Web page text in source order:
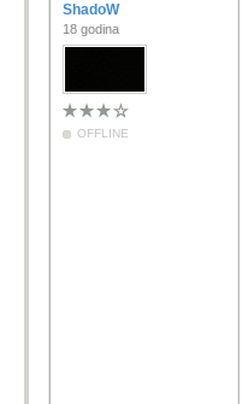
ShadoW
18 godina
OFFLINE